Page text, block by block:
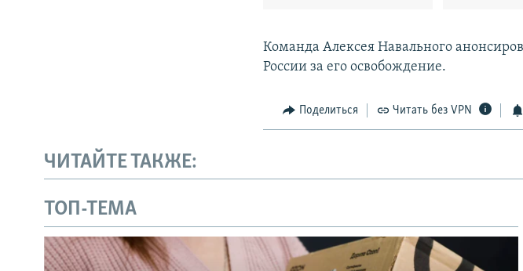
Команда Алексея Навального
России за его освобождение.
Поделиться Читать без VPN
ЧИТАЙТЕ ТАКЖЕ:
ТОП-ТЕМА